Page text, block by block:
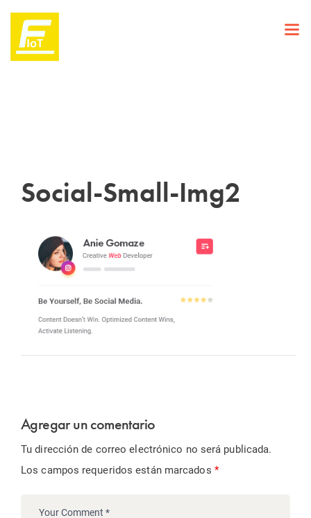
Social-Small-Img2
Agregar un comentario
Tu dirección de correo electrónico no será publicada.
Los campos requeridos están marcados *